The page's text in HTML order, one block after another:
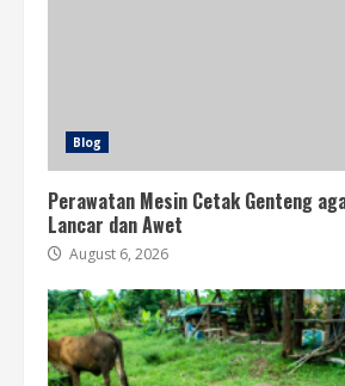
Blog
Perawatan Mesin Cetak Genteng
Lancar dan Awet
August 6, 2026